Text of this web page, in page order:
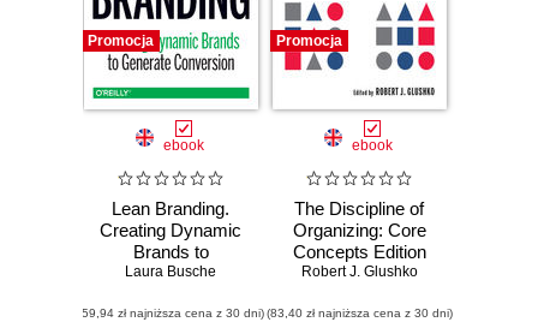
Promocja
ebook
Lean Branding.
Creating Dynamic
Brands to
Generate
Laura Busche
(59,94 zł najniższa cena z 30 dni)
Promocja
ebook
The Discipline of
Organizing: Core
Concepts Edition
Robert J. Glushko
(83,40 zł najniższa cena z 30 dni)